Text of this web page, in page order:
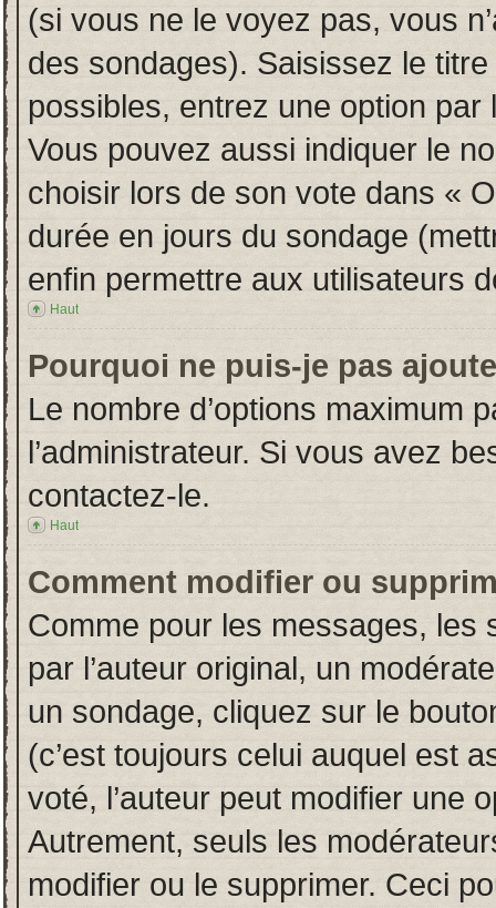
(si vous ne le voyez pas, vous
des sondages). Saisissez le
possibles, entrez une option
Vous pouvez aussi indiquer le
choisir lors de son vote dans «
durée en jours du sondage
enfin permettre aux utilisateurs
Haut
Pourquoi ne puis-je pas
Le nombre d’options maximum
l’administrateur. Si vous avez
contactez-le.
Haut
Comment modifier ou
Comme pour les messages, les
par l’auteur original, un
un sondage, cliquez sur le
(c’est toujours celui auquel est
voté, l’auteur peut modifier une
Autrement, seuls les
modifier ou le supprimer. Ceci